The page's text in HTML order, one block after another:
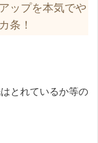
ップを本気でや
条！
とれているか等の